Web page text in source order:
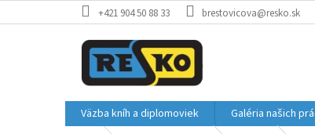
na
+421 904 50 88 33 brestovicova@resko.sk
Väzba kníh a diplomoviek Galéria našich